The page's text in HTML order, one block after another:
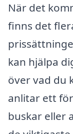
När det
finns det
kan hjälpa
över vad du
anlitar ett
buskar eller